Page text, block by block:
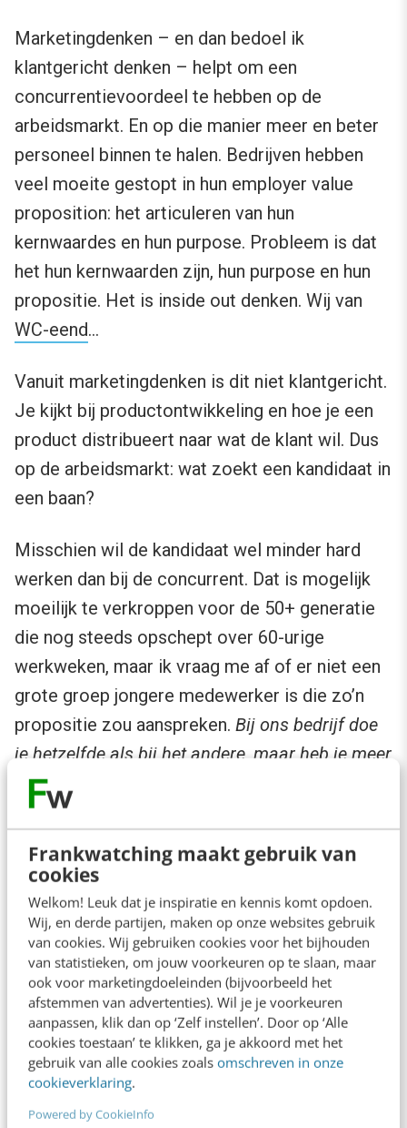
Frankwatching maakt gebruik van
cookies
Welkom! Leuk dat je inspiratie en kennis komt opdoen.
Wij, en derde partijen, maken op onze websites gebruik
van cookies. Wij gebruiken cookies voor het bijhouden
van statistieken, om jouw voorkeuren op te slaan, maar
ook voor marketingdoeleinden (bijvoorbeeld het
afstemmen van advertenties). Wil je je voorkeuren
aanpassen, klik dan op ‘Zelf instellen’. Door op ‘Alle
cookies toestaan’ te klikken, ga je akkoord met het
gebruik van alle cookies zoals omschreven in onze
cookieverklaring.
Powered by CookieInfo
Marketingdenken – en dan bedoel ik
klantgericht denken – helpt om een
concurrentievoordeel te hebben op de
arbeidsmarkt. En op die manier meer en beter
personeel binnen te halen. Bedrijven hebben
veel moeite gestopt in hun employer value
proposition: het articuleren van hun
kernwaardes en hun purpose. Probleem is dat
het hun kernwaarden zijn, hun purpose en hun
propositie. Het is inside out denken. Wij van
WC-eend…
Vanuit marketingdenken is dit niet klantgericht.
Je kijkt bij productontwikkeling en hoe je een
product distribueert naar wat de klant wil. Dus
op de arbeidsmarkt: wat zoekt een kandidaat in
een baan?
Misschien wil de kandidaat wel minder hard
werken dan bij de concurrent. Dat is mogelijk
moeilijk te verkroppen voor de 50+ generatie
die nog steeds opschept over 60-urige
werkweken, maar ik vraag me af of er niet een
grote groep jongere medewerker is die zo’n
propositie zou aanspreken. Bij ons bedrijf doe
je hetzelfde als bij het andere, maar heb je meer
tijd voor jezelf.
Bedenk daarbij dat veel bedrijven weliswaar
een claim leggen op hun divers ze zijn, maar
die claim zoeken in geslacht en huidskleur en
niet in de mentaliteit van mensen. Mag je
anders zijn, of maakt het niet uit dat je een man
of een vrouw bent zolang je maar ‘lid geweest
bent’ je je carrière op 1 zet.
Marketingdenken helpt
Bovenstaande stipt slechts een paar behoeftes